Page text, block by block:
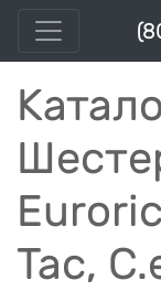
Tac,